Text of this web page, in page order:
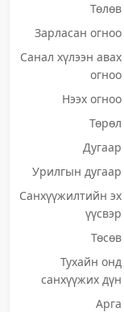
Төлөв
Зарласан огноо
Санал хүлээн авах
огноо
Нээх огноо
Төрөл
Дугаар
Урилгын дугаар
Санхүүжилтийн эх
үүсвэр
Төсөв
Тухайн онд
санхүүжих дүн
Арга